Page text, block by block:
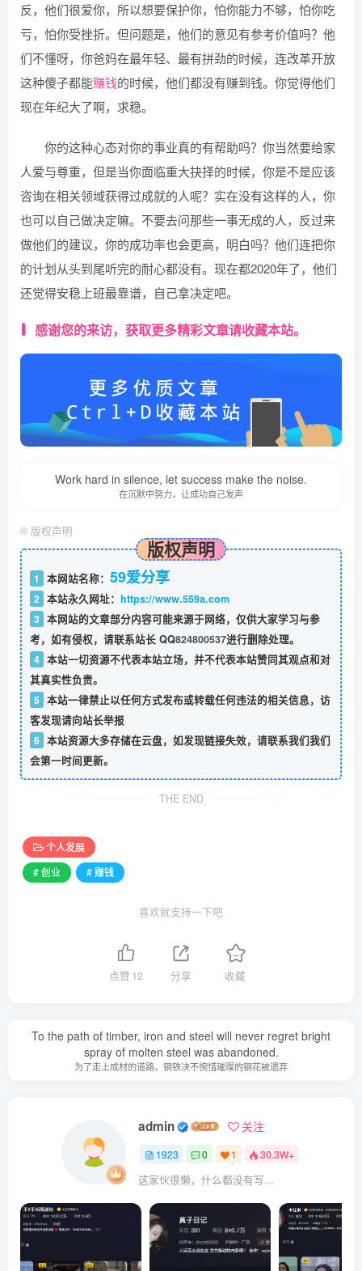
反，他们很爱你，所以想要保护你，怕你能力不够，怕你吃
亏，怕你受挫折。但问题是，他们的意见有参考价值吗？他
们不懂呀，你爸妈在最年轻、最有拼劲的时候，连改革开放
这种傻子都能赚钱的时候，他们都没有赚到钱。你觉得他们
现在年纪大了啊，求稳。
你的这种心态对你的事业真的有帮助吗？你当然要给家
人爱与尊重，但是当你面临重大抉择的时候，你是不是应该
咨询在相关领域获得过成就的人呢？实在没有这样的人，你
也可以自己做决定嘛。不要去问那些一事无成的人，反过来
做他们的建议，你的成功率也会更高，明白吗？他们连把你
的计划从头到尾听完的耐心都没有。现在都2020年了，他们
还觉得安稳上班最靠谱，自己拿决定吧。
感谢您的来访，获取更多精彩文章请收藏本站。
Work hard in silence, let success make the noise.
在沉默中努力，让成功自己发声
© 版权声明
版权声明
1 本网站名称： 59爱分享
2 本站永久网址： https://www.559a.com
3 本网站的文章部分内容可能来源于网络，仅供大家学习与参
考，如有侵权，请联系站长 QQ824800537进行删除处理。
4 本站一切资源不代表本站立场，并不代表本站赞同其观点和对
其真实性负责。
5 本站一律禁止以任何方式发布或转载任何违法的相关信息，访
客发现请向站长举报
6 本站资源大多存储在云盘，如发现链接失效，请联系我们我们
会第一时间更新。
THE END
个人发展
# 创业
# 赚钱
喜欢就支持一下吧
点赞 12 分享 收藏
To the path of timber, iron and steel will never regret bright
spray of molten steel was abandoned.
为了走上成材的道路，钢铁决不惋惜璀璨的钢花被遗弃
admin 关注
1923 0 1 30.3W+
这家伙很懒，什么都没有写...